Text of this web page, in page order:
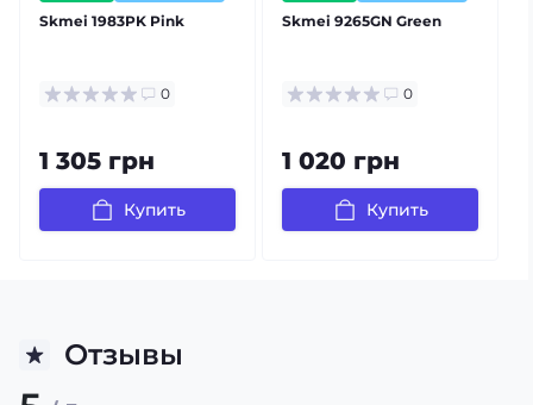
Skmei 1983PK Pink
0
1 305 грн
Купить
Skmei 9265GN Green
0
1 020 грн
Купить
Отзывы